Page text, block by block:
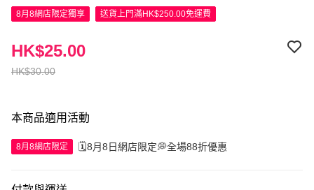
8月8網店限定獨享 送貨上門滿HK$250.00免運費
HK$30.00
HK$25.00
本商品適用活動
8月8網店限定 🗓️8月8日網店限定💭全場88折優惠